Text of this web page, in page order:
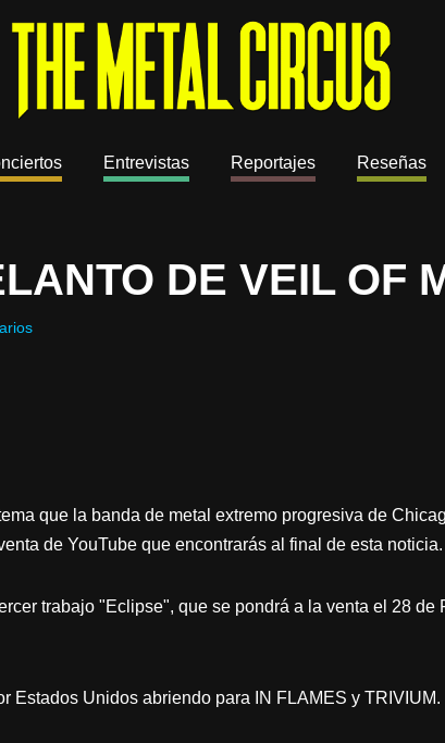
Entrevistas Reportajes Reseñas
DE VEIL OF
que la banda de metal extremo progresiva de
de YouTube que encontrarás al final de esta noticia.
trabajo "Eclipse", que se pondrá a la venta el 28 de
Estados Unidos abriendo para IN FLAMES y TRIVIUM.